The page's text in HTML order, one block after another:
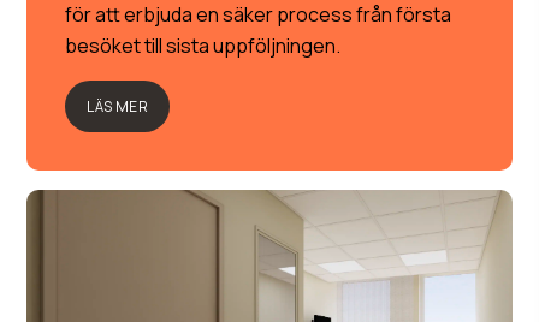
för att erbjuda en säker process från första
besöket till sista uppföljningen.
LÄS MER